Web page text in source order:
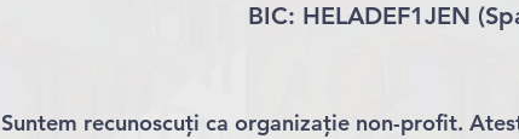
BIC: HELADEF1JEN
Suntem recunoscuți ca organizație non-profit.